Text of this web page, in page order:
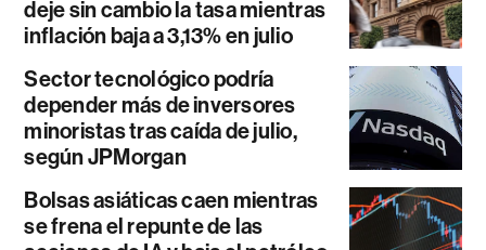
deje sin cambio la tasa mientras
inflación baja a 3,13% en julio
Sector tecnológico podría
depender más de inversores
minoristas tras caída de julio,
según JPMorgan
Bolsas asiáticas caen mientras
se frena el repunte de las